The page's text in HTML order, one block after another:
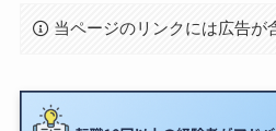
当ページのリンクには広告が